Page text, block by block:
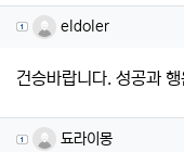
eldoler님의 댓
eldoler
건승바랍니다. 성공과
됴라이몽님의
됴라이몽